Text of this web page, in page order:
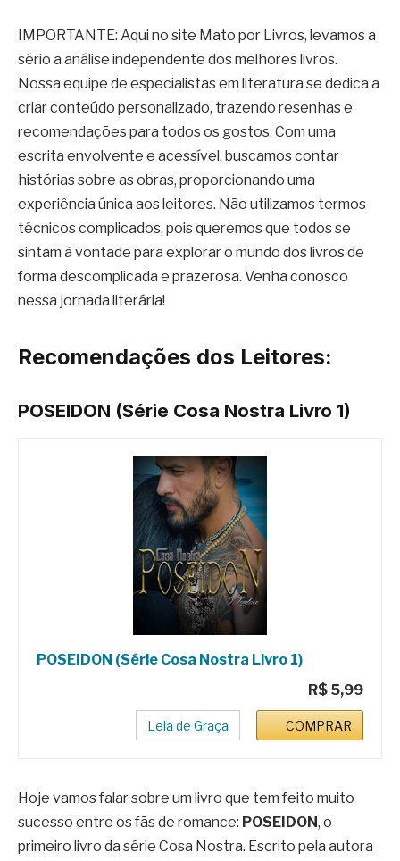
IMPORTANTE: Aqui no site Mato por Livros, levamos a
sério a análise independente dos melhores livros.
Nossa equipe de especialistas em literatura se dedica a
criar conteúdo personalizado, trazendo resenhas e
recomendações para todos os gostos. Com uma
escrita envolvente e acessível, buscamos contar
histórias sobre as obras, proporcionando uma
experiência única aos leitores. Não utilizamos termos
técnicos complicados, pois queremos que todos se
sintam à vontade para explorar o mundo dos livros de
forma descomplicada e prazerosa. Venha conosco
nessa jornada literária!
Recomendações dos Leitores:
POSEIDON (Série Cosa Nostra Livro 1)
POSEIDON (Série Cosa Nostra Livro 1)
R$ 5,99
Leia de Graça COMPRAR
Hoje vamos falar sobre um livro que tem feito muito
sucesso entre os fãs de romance: POSEIDON, o
primeiro livro da série Cosa Nostra. Escrito pela autora